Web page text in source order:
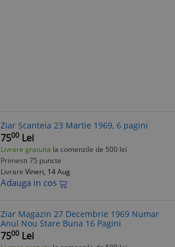
Ziar Scanteia 23 Martie 1969, 6 pagini
7500 Lei
Livrare gratuita la comenzile de 500 lei
Primesti 75 puncte
Livrare Vineri, 14 Aug
Adauga in cos
Ziar Magazin 27 Decembrie 1969 Numar
Anul Nou Stare Buna 16 Pagini
7500 Lei